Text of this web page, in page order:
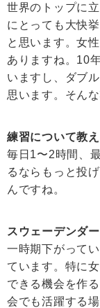
世界のトップに
にとっても大快
と思います。女
ありますね。10
いますし、ダブ
思います。そん
練習について教え
毎日1〜2時間、
るならもっと投
んですね。
スウェーデンダ
一時期下がって
ています。特に
できる機会を作
会でも活躍する